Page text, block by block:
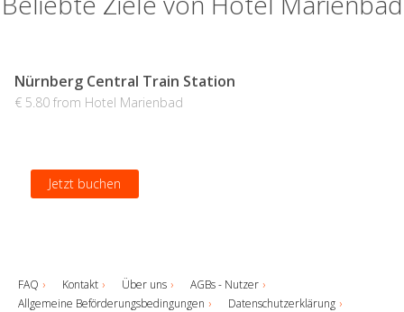
Nürnberg Central Train Station
€ 5.80 from Hotel Marienbad
Jetzt buchen
FAQ Kontakt Über uns
AGBs - Nutzer
Allgemeine Beförderungsbedingungen
Datenschutzerklärung